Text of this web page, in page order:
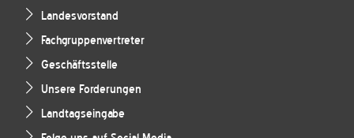
Landesvorstand
Fachgruppenvertreter
Geschäftsstelle
Unsere Forderungen
Landtagseingabe